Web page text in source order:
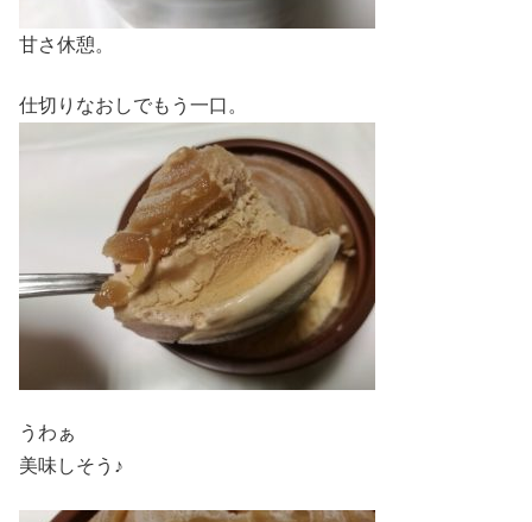
甘さ休憩。
仕切りなおしでもう一口。
うわぁ
美味しそう♪